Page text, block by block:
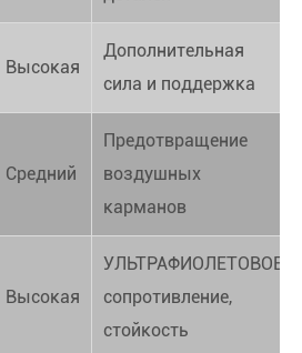
Высокая
Дополнительная
сила и поддержка
Средний
Предотвращение
воздушных
карманов
Высокая
УЛЬТРАФИОЛЕТОВОЕ
сопротивление,
стойкость